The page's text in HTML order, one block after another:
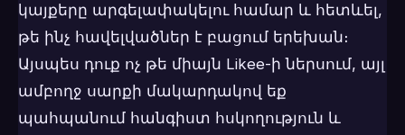
կայքերը արգելափակելու համար և հետևել,
թե ինչ հավելվածներ է բացում երեխան։
Այսպես դուք ոչ թե միայն Likee-ի ներսում, այլ
ամբողջ սարքի մակարդակով եք
պահպանում հանգիստ հսկողություն և